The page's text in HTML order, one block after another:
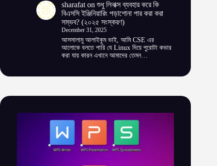
sharafat onশুধু লিনাক্স ব্যবহার করে কি
বিএসসি ইঞ্জিনিয়ারিং পড়াশোনা পার করা করা
সম্ভব? (২০২৫ সংস্করণ)
December 31, 2025
আসসালামু আলাইকুম ভাই, আমি CSE এর
আলোকে বলতে পারি যে Linux দিয়ে পুরোটা কভার
করা যায় কারন এখানে আমাদের তেমন…